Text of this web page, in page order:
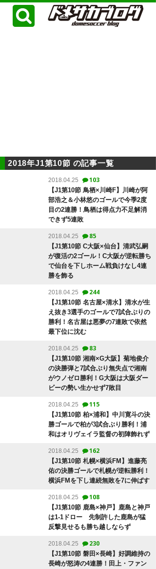
2018年J1第10節 の記事一覧
2018.04.25 103
【J1第10節 鳥栖×川崎F】川崎が阿
部浩之＆小林悠のゴールで今季2度
目の2連勝！鳥栖は得点力不足解消
できず5連敗
2018.04.25 85
【J1第10節 C大阪×仙台】清武弘嗣
が復活の2ゴール！C大阪が逆転勝ち
で仙台を下しホーム戦負けなし4連
勝を飾る
2018.04.25 244
【J1第10節 名古屋×清水】清水が生
え抜き3選手のゴールで7試合ぶりの
勝利！名古屋は悪夢の7連敗で依然
最下位に沈む
2018.04.25 83
【J1第10節 湘南×G大阪】菊地俊介
の決勝弾と7試合ぶり無失点で湘南
がウノゼロ勝利！G大阪は大阪ダー
ビーの勢い生かせず7敗目
2018.04.25 115
【J1第10節 柏×浦和】中川寛斗の決
勝ゴールで柏が3試合ぶり勝利！浦
和はオリヴェイラ監督の初陣飾れず
2018.04.25 162
【J1第10節 札幌×横浜FM】進藤亮
佑の決勝ゴールで札幌が逆転勝利！
横浜FMを下し連続無敗を7に伸ばす
2018.04.25 108
【J1第10節 鹿島×神戸】鹿島と神戸
は1-1ドロー 先制許した鹿島が猛
反撃見せるも勝ち越しならず
2018.04.25 230
【J1第10節 磐田×長崎】好調維持の
長崎が怒涛の4連勝！田上・ファン